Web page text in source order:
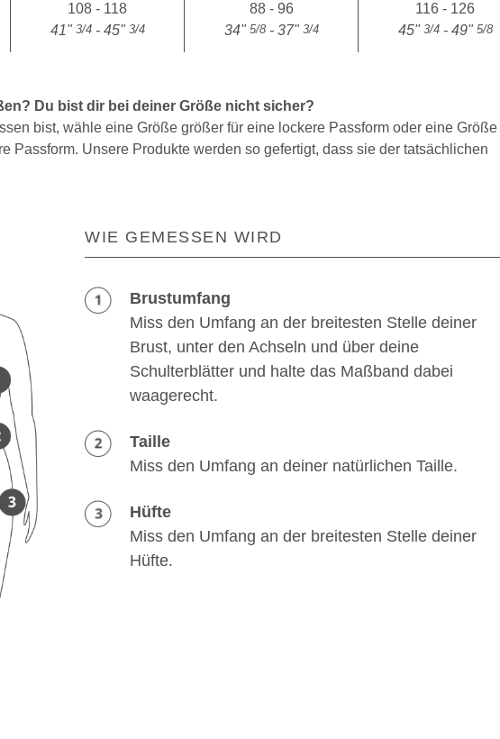
108 - 118
41"3/4- 45"3/4
88 - 96
34"5/8- 37"3/4
116 - 126
45"3/4- 49"5/8
Du bist dir bei deiner Größe nicht sicher?
bist, wähle eine Größe größer für eine lockere Passform oder eine Größe
Passform. Unsere Produkte werden so gefertigt, dass sie der tatsächlichen
WIE GEMESSEN WIRD
Brustumfang
Miss den Umfang an der breitesten Stelle deiner
Brust, unter den Achseln und über deine
Schulterblätter und halte das Maßband dabei
waagerecht.
Taille
Miss den Umfang an deiner natürlichen Taille.
Hüfte
Miss den Umfang an der breitesten Stelle deiner
Hüfte.